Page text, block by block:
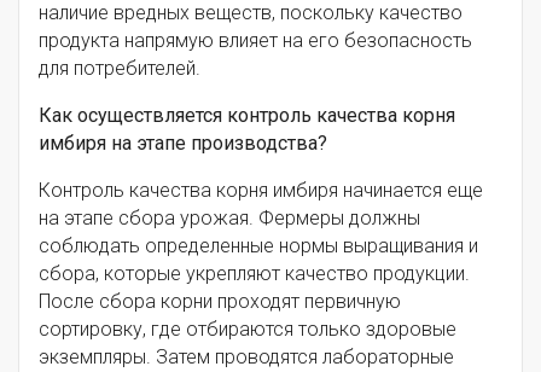
наличие вредных веществ, поскольку качество
продукта напрямую влияет на его безопасность
для потребителей.
Как осуществляется контроль качества корня
имбиря на этапе производства?
Контроль качества корня имбиря начинается еще
на этапе сбора урожая. Фермеры должны
соблюдать определенные нормы выращивания и
сбора, которые укрепляют качество продукции.
После сбора корни проходят первичную
сортировку, где отбираются только здоровые
экземпляры. Затем проводятся лабораторные